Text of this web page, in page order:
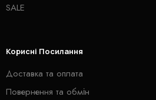
SALE
Корисні Посилання
Доставка та оплата
Повернення та обмін